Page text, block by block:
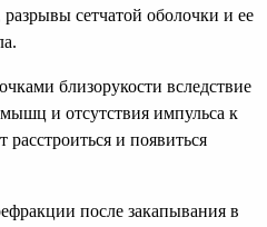
сетчатой оболочки и ее
близорукости вследствие
и отсутствия импульса к
и появиться
после закапывания в